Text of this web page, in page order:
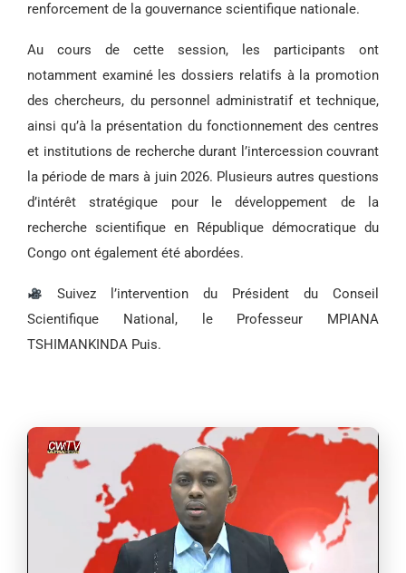
renforcement de la gouvernance scientifique nationale.
Au cours de cette session, les participants ont
notamment examiné les dossiers relatifs à la promotion
des chercheurs, du personnel administratif et technique,
ainsi qu’à la présentation du fonctionnement des centres
et institutions de recherche durant l’intercession couvrant
la période de mars à juin 2026. Plusieurs autres questions
d’intérêt stratégique pour le développement de la
recherche scientifique en République démocratique du
Congo ont également été abordées.
Suivez l’intervention du Président du Conseil
Scientifique National, le Professeur MPIANA
TSHIMANKINDA Puis.